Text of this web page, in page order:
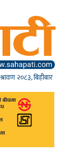
२०८३, बिहीबार